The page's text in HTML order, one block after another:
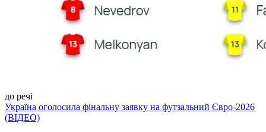
до речі
Україна оголосила фінальну заявку на футзальний Євро-2026
(ВІДЕО)